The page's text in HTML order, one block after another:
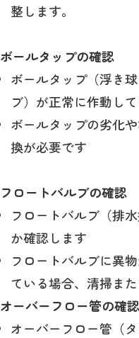
整します。
ボールタップの確認
ボールタップ（浮き
ブ）が正常に作動し
ボールタップの劣化
換が必要です
フロートバルブの確認
フロートバルブ（排
か確認します
フロートバルブに異
ている場合、清掃ま
オーバーフロー管の確認
オーバーフロー管（